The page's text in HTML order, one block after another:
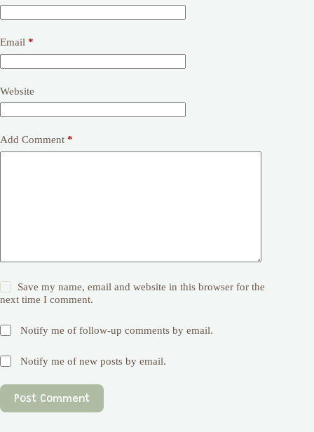
Email *
Website
Add Comment *
Save my name, email and website in this browser for the
next time I comment.
Notify me of follow-up comments by email.
Notify me of new posts by email.
Post Comment